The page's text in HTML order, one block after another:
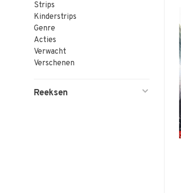
Strips
Kinderstrips
Genre
Acties
Verwacht
Verschenen
Reeksen